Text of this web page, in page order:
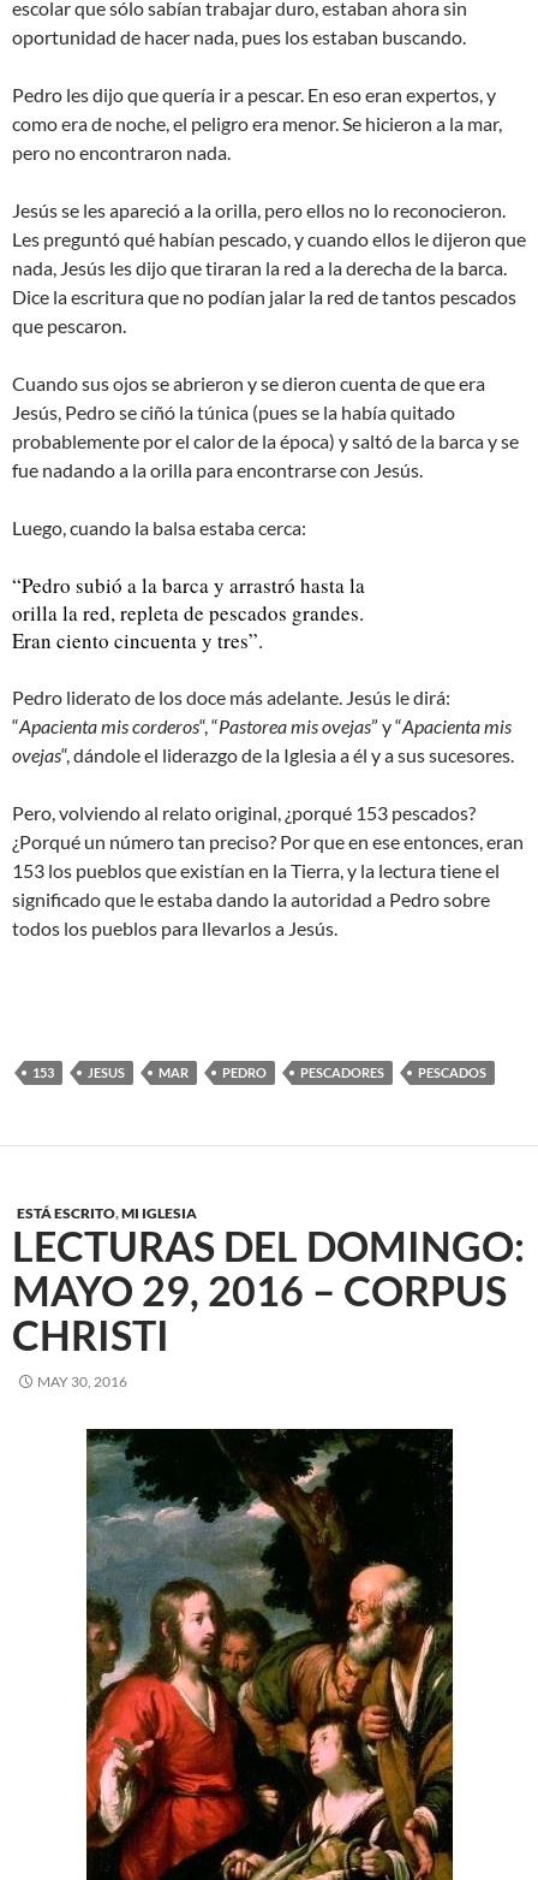
escolar que sólo sabían trabajar duro, estaban ahora sin
oportunidad de hacer nada, pues los estaban buscando.
Pedro les dijo que quería ir a pescar. En eso eran expertos, y
como era de noche, el peligro era menor. Se hicieron a la mar,
pero no encontraron nada.
Jesús se les apareció a la orilla, pero ellos no lo reconocieron.
Les preguntó qué habían pescado, y cuando ellos le dijeron que
nada, Jesús les dijo que tiraran la red a la derecha de la barca.
Dice la escritura que no podían jalar la red de tantos pescados
que pescaron.
Cuando sus ojos se abrieron y se dieron cuenta de que era
Jesús, Pedro se ciñó la túnica (pues se la había quitado
probablemente por el calor de la época) y saltó de la barca y se
fue nadando a la orilla para encontrarse con Jesús.
Luego, cuando la balsa estaba cerca:
“Pedro subió a la barca y arrastró hasta la
orilla la red, repleta de pescados grandes.
Eran ciento cincuenta y tres”.
Pedro liderato de los doce más adelante. Jesús le dirá:
“Apacienta mis corderos“, “Pastorea mis ovejas” y “Apacienta mis
ovejas“, dándole el liderazgo de la Iglesia a él y a sus sucesores.
Pero, volviendo al relato original, ¿porqué 153 pescados?
¿Porqué un número tan preciso? Por que en ese entonces, eran
153 los pueblos que existían en la Tierra, y la lectura tiene el
significado que le estaba dando la autoridad a Pedro sobre
todos los pueblos para llevarlos a Jesús.
153 JESUS MAR PEDRO PESCADORES PESCADOS
ESTÁ ESCRITO,MI IGLESIA
LECTURAS DEL DOMINGO:
MAYO 29, 2016 – CORPUS
CHRISTI
MAY 30, 2016